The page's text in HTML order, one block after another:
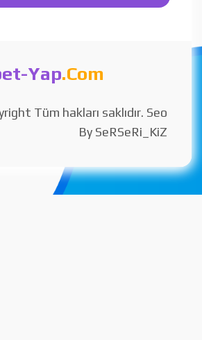
Yap.Com
Tüm hakları saklıdır. Seo
By SeRSeRi_KiZ